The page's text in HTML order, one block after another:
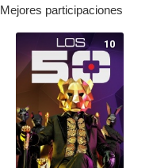
Mejores participaciones
10